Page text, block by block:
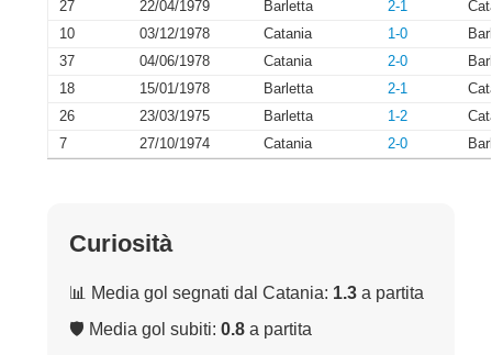
27
22/04/1979 Barletta 2-1
10
03/12/1978 Catania 1-0
37
04/06/1978 Catania 2-0
18
15/01/1978 Barletta 2-1
26
23/03/1975 Barletta 1-2
7
27/10/1974 Catania 2-0
Curiosità
📊 Media gol segnati dal Catania: 1.3 a partita
🛡 Media gol subiti: 0.8 a partita